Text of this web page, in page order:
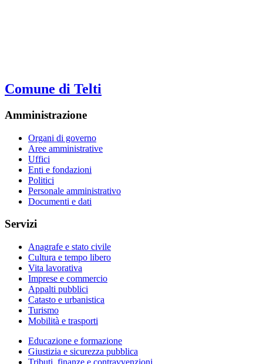
Comune di Telti
Amministrazione
Organi di governo
Aree amministrative
Uffici
Enti e fondazioni
Politici
Personale amministrativo
Documenti e dati
Servizi
Anagrafe e stato civile
Cultura e tempo libero
Vita lavorativa
Imprese e commercio
Appalti pubblici
Catasto e urbanistica
Turismo
Mobilità e trasporti
Educazione e formazione
Giustizia e sicurezza pubblica
Tributi, finanze e contravvenzioni